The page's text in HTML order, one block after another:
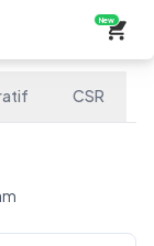
New
CSR